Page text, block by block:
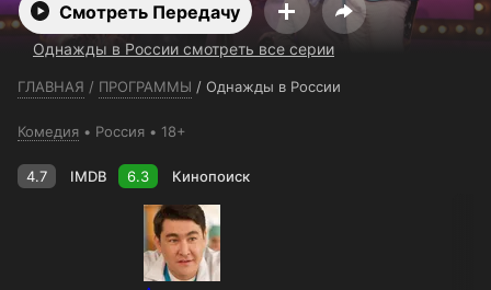
Смотреть Передачу
Однажды в России смотреть все серии
ГЛАВНАЯ / ПРОГРАММЫ / Однажды в России
Комедия Россия 18+
4.7 IMDB 6.3 Кинопоиск